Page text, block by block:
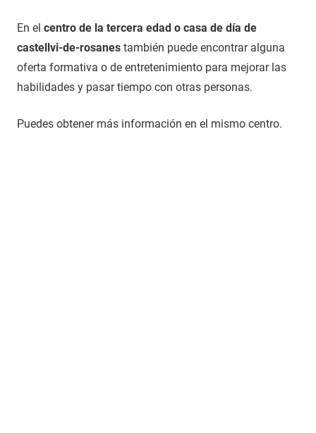
En el centro de la tercera edad o casa de día de
castellvi-de-rosanes también puede encontrar alguna
oferta formativa o de entretenimiento para mejorar las
habilidades y pasar tiempo con otras personas.
Puedes obtener más información en el mismo centro.